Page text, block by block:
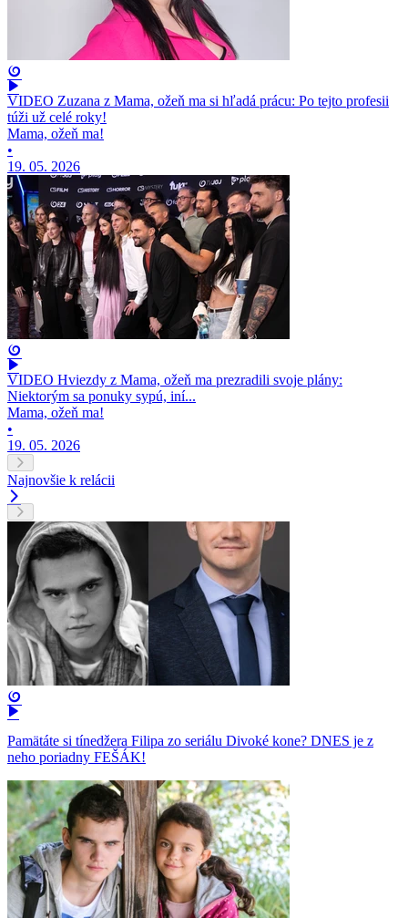
VIDEO Zuzana z Mama, ožeň ma si hľadá prácu: Po tejto profesii
túži už celé roky!
Mama, ožeň ma!
•
19. 05. 2026
VIDEO Hviezdy z Mama, ožeň ma prezradili svoje plány:
Niektorým sa ponuky sypú, iní...
Mama, ožeň ma!
•
19. 05. 2026
Najnovšie k relácii
Pamätáte si tínedžera Filipa zo seriálu Divoké kone? DNES je z
neho poriadny FEŠÁK!